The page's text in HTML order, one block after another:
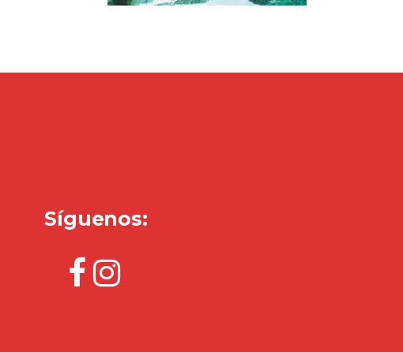
Síguenos: